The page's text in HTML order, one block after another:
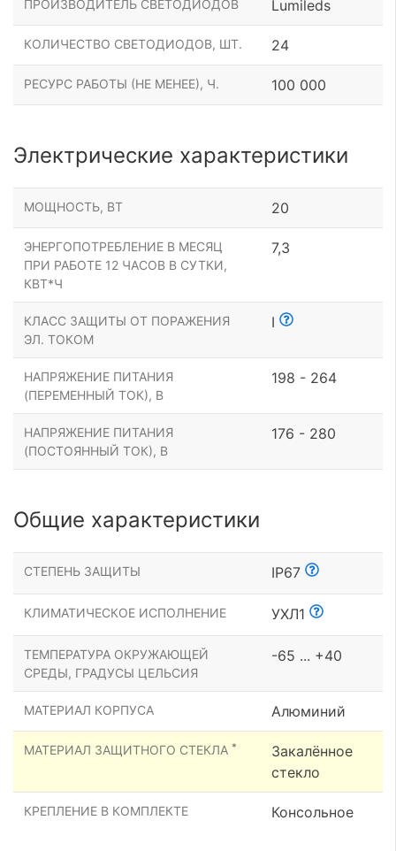
ПРОИЗВОДИТЕЛЬ СВЕТОДИОДОВ Lumileds
КОЛИЧЕСТВО СВЕТОДИОДОВ, ШТ. 24
РЕСУРС РАБОТЫ (НЕ МЕНЕЕ), Ч. 100 000
Электрические характеристики
МОЩНОСТЬ, ВТ 20
ЭНЕРГОПОТРЕБЛЕНИЕ В МЕСЯЦ
ПРИ РАБОТЕ 12 ЧАСОВ В СУТКИ,
КВТ*Ч
7,3
КЛАСС ЗАЩИТЫ ОТ ПОРАЖЕНИЯ
ЭЛ. ТОКОМ
I
НАПРЯЖЕНИЕ ПИТАНИЯ
(ПЕРЕМЕННЫЙ ТОК), В
198 - 264
НАПРЯЖЕНИЕ ПИТАНИЯ
(ПОСТОЯННЫЙ ТОК), В
176 - 280
Общие характеристики
СТЕПЕНЬ ЗАЩИТЫ IP67
КЛИМАТИЧЕСКОЕ ИСПОЛНЕНИЕ УХЛ1
ТЕМПЕРАТУРА ОКРУЖАЮЩЕЙ
СРЕДЫ, ГРАДУСЫ ЦЕЛЬСИЯ
-65 ... +40
МАТЕРИАЛ КОРПУСА Алюминий
МАТЕРИАЛ ЗАЩИТНОГО СТЕКЛА *
Закалённое
стекло
КРЕПЛЕНИЕ В КОМПЛЕКТЕ Консольное